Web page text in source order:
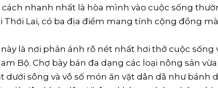
nhanh nhất là hòa mình vào cuộc sống
Thới Lai, có ba địa điểm mang tính cộng đồng
là nơi phản ánh rõ nét nhất hơi thở cuộc sống
Bộ. Chợ bày bán đa dạng các loại nông sản
dưới sông và vô số món ăn vặt dân dã như bánh